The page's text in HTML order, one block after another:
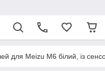
для Meizu M6 білий, із